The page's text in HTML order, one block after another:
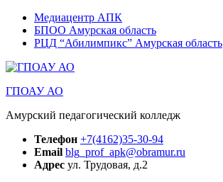
Медиацентр АПК
БПОО Амурская область
РЦД “Абилимпикс” Амурская область
ГПОАУ АО
Амурский педагогический колледж
Телефон +7(4162)35-30-94
Email blg_prof_apk@obramur.ru
Адрес ул. Трудовая, д.2